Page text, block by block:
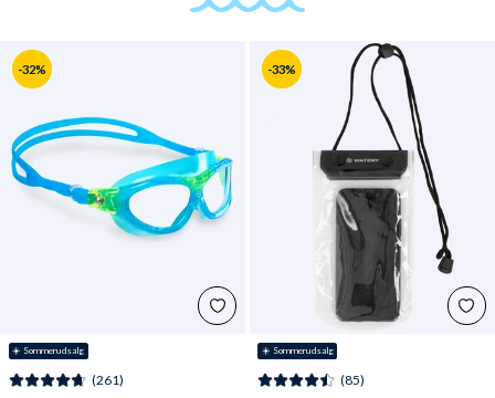
-32%
☀️ Sommerudsalg
(261)
-33%
☀️ Sommerudsalg
(85)